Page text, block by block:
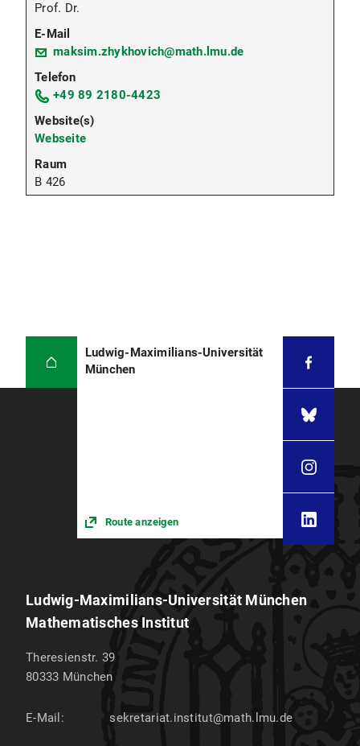
Prof. Dr.
maksim.zhykhovich@math.lmu.de
+49 89 2180-4423
Webseite
B 426
Ludwig-Maximilians-Universität
München
Route anzeigen
Ludwig-Maximilians-Universität München
Mathematisches Institut
Theresienstr. 39
80333 München
E-Mail: sekretariat.institut@math.lmu.de